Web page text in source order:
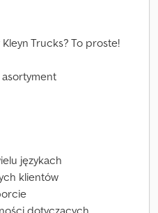
Trucks? To proste!
asortyment
językach
klientów
dotyczących